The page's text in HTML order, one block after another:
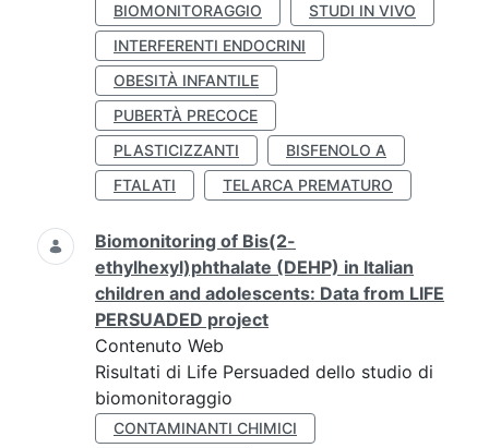
BIOMONITORAGGIO
STUDI IN VIVO
INTERFERENTI ENDOCRINI
OBESITÀ INFANTILE
PUBERTÀ PRECOCE
PLASTICIZZANTI
BISFENOLO A
FTALATI
TELARCA PREMATURO
Biomonitoring of Bis(2-
ethylhexyl)phthalate (DEHP) in Italian
children and adolescents: Data from LIFE
PERSUADED project
Contenuto Web
Risultati di Life Persuaded dello studio di
biomonitoraggio
CONTAMINANTI CHIMICI